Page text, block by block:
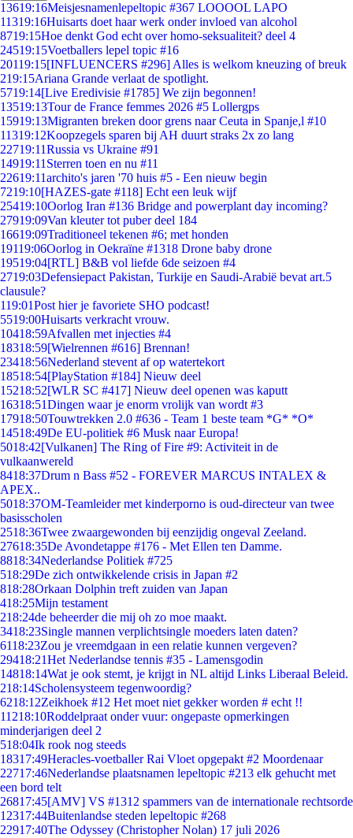
13619:16Meisjesnamenlepeltopic #367 LOOOOL LAPO
11319:16Huisarts doet haar werk onder invloed van alcohol
8719:15Hoe denkt God echt over homo-seksualiteit? deel 4
24519:15Voetballers lepel topic #16
20119:15[INFLUENCERS #296] Alles is welkom kneuzing of breuk
219:15Ariana Grande verlaat de spotlight.
5719:14[Live Eredivisie #1785] We zijn begonnen!
13519:13Tour de France femmes 2026 #5 Lollergps
15919:13Migranten breken door grens naar Ceuta in Spanje,l #10
11319:12Koopzegels sparen bij AH duurt straks 2x zo lang
22719:11Russia vs Ukraine #91
14919:11 Sterren toen en nu #11
22619:11archito's jaren '70 huis #5 - Een nieuw begin
7219:10[HAZES-gate #118] Echt een leuk wijf
25419:10Oorlog Iran #136 Bridge and powerplant day incoming?
27919:09Van kleuter tot puber deel 184
16619:09Traditioneel tekenen #6; met honden
19119:06Oorlog in Oekraïne #1318 Drone baby drone
19519:04[RTL] B&B vol liefde 6de seizoen #4
2719:03Defensiepact Pakistan, Turkije en Saudi-Arabië bevat art.5
clausule?
119:01Post hier je favoriete SHO podcast!
5519:00Huisarts verkracht vrouw.
10418:59Afvallen met injecties #4
18318:59[Wielrennen #616] Brennan!
23418:56Nederland stevent af op watertekort
18518:54[PlayStation #184] Nieuw deel
15218:52[WLR SC #417] Nieuw deel openen was kaputt
16318:51Dingen waar je enorm vrolijk van wordt #3
17918:50Touwtrekken 2.0 #636 - Team 1 beste team *G* *O*
14518:49De EU-politiek #6 Musk naar Europa!
5018:42[Vulkanen] The Ring of Fire #9: Activiteit in de
vulkaanwereld
8418:37Drum n Bass #52 - FOREVER MARCUS INTALEX &
APEX..
5018:37OM-Teamleider met kinderporno is oud-directeur van twee
basisscholen
2518:36Twee zwaargewonden bij eenzijdig ongeval Zeeland.
27618:35De Avondetappe #176 - Met Ellen ten Damme.
8818:34Nederlandse Politiek #725
518:29De zich ontwikkelende crisis in Japan #2
818:28Orkaan Dolphin treft zuiden van Japan
418:25Mijn testament
218:24de beheerder die mij oh zo moe maakt.
3418:23Single mannen verplichtsingle moeders laten daten?
6118:23Zou je vreemdgaan in een relatie kunnen vergeven?
29418:21Het Nederlandse tennis #35 - Lamensgodin
14818:14Wat je ook stemt, je krijgt in NL altijd Links Liberaal Beleid.
218:14Scholensysteem tegenwoordig?
6218:12Zeikhoek #12 Het moet niet gekker worden # echt !!
11218:10Roddelpraat onder vuur: ongepaste opmerkingen
minderjarigen deel 2
518:04Ik rook nog steeds
18317:49Heracles-voetballer Rai Vloet opgepakt #2 Moordenaar
22717:46Nederlandse plaatsnamen lepeltopic #213 elk gehucht met
een bord telt
26817:45[AMV] VS #1312 spammers van de internationale rechtsorde
12317:44Buitenlandse steden lepeltopic #268
22917:40The Odyssey (Christopher Nolan) 17 juli 2026